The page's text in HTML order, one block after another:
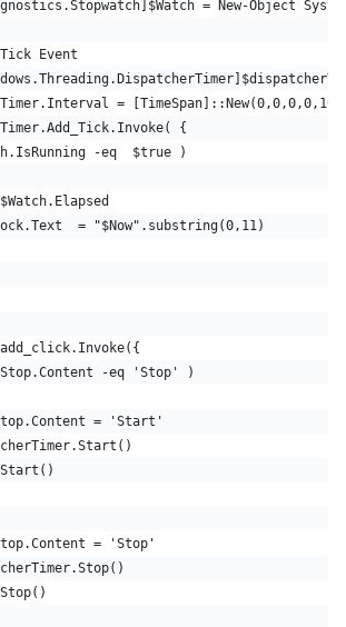
= New-Object
Event
=
{
-eq  $true )
= "$Now".substring(0,11)
-eq 'Stop' )
= 'Start'
= 'Stop'